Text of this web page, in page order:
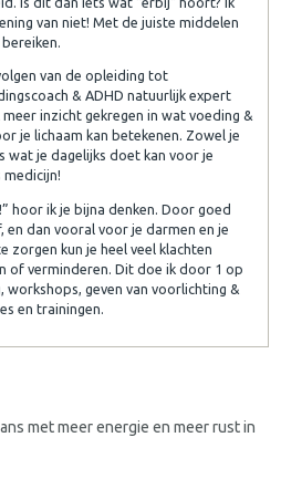
van niet! Met de juiste middelen
van de opleiding tot
& ADHD natuurlijk expert
meer inzicht gekregen in wat voeding &
je lichaam kan betekenen. Zowel je
wat je dagelijks doet kan voor je
medicijn!
hoor ik je bijna denken. Door goed
en dan vooral voor je darmen en je
zorgen kun je heel veel klachten
of verminderen. Dit doe ik door 1 op
workshops, geven van voorlichting &
en trainingen.
met meer energie en meer rust in